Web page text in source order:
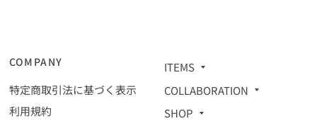
COMPANY
特定商取引法に基づく表示
利用規約
ITEMS
COLLABORATION
SHOP